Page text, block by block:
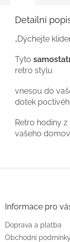
Detailní
„Dýchejte
Tyto
retro stylu
vnesou do
dotek
Retro hodiny
vašeho
Informace pro
Doprava a platba
Obchodní podmínky